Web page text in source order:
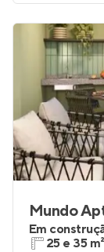
Mundo
Em
25 e 35 m²